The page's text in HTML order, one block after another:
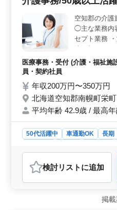
し、幅広い年齢層のスタッフ
います。 ＜福利厚生と勤
で、勤務時間は相談に応じま
境が提供されています。
空知郡の介護
◯主な業務内
セプト業務
※残業少なめ
ださい！
医療事務・受付 (介護・福祉施
員・契約社員
年収200万円〜350万円
北海道空知郡南幌町栄
平均年齢 42.9歳 / 最高
50代活躍中 車通勤OK 長期
おすすめポイント
＜経験を活かせる業務内容
プト業務、物品管理など、
を発揮できる職場です。診
数を問わず応募可能で、50
検討リスト に追加
掲